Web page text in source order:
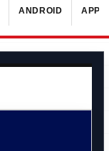
ANDROID